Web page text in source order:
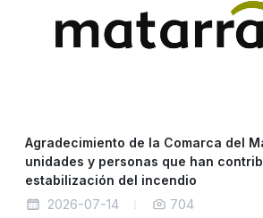
Agradecimiento de la Comarca del
unidades y personas que han
estabilización del incendio
2026-07-14
704